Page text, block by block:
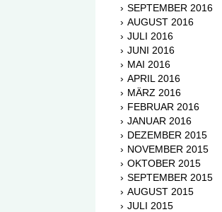
SEPTEMBER 2016
AUGUST 2016
JULI 2016
JUNI 2016
MAI 2016
APRIL 2016
MÄRZ 2016
FEBRUAR 2016
JANUAR 2016
DEZEMBER 2015
NOVEMBER 2015
OKTOBER 2015
SEPTEMBER 2015
AUGUST 2015
JULI 2015